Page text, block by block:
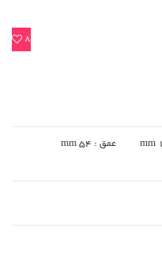
8
عمق : mm 54